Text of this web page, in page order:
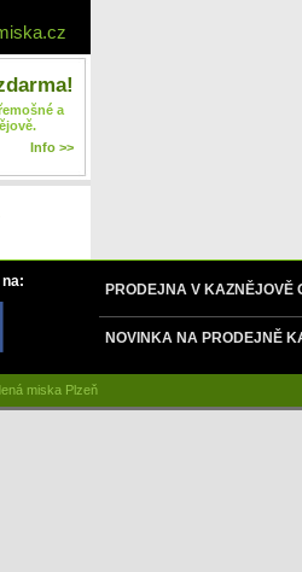
.cz
a
Info >>
PRODEJNA V KAZNĚJOVĚ
NOVINKA NA PRODEJNĚ
miska Plzeň